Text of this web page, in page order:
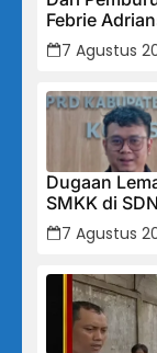
Febrie
Bawa Map
7 Agustus
Dugaan
SMKK di
Tidak Akan
7 Agustus